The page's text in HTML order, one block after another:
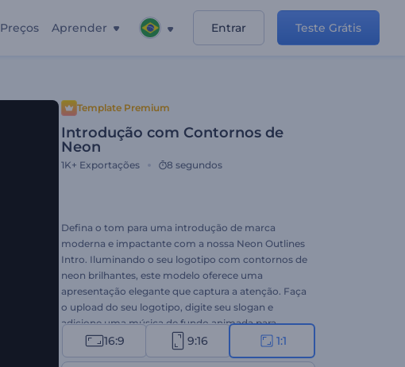
Preços Aprender Entrar Teste Grátis
Template Premium
Introdução com Contornos de
Neon
1K+ Exportações 8 segundos
Defina o tom para uma introdução de marca
moderna e impactante com a nossa Neon Outlines
Intro. Iluminando o seu logotipo com contornos de
neon brilhantes, este modelo oferece uma
apresentação elegante que captura a atenção. Faça
o upload do seu logotipo, digite seu slogan e
adicione uma música de fundo animada para
intensificar a atmosfera eletrificante. Perfeito para
promoções de empresas de tecnologia, aberturas
16:9 9:16 1:1